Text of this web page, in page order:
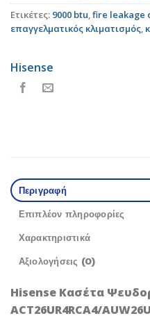
Ετικέτες: 9000 btu,fire leakage
επαγγελματικός κλιματισμός,
Hisense
Περιγραφή
Επιπλέον πληροφορίες
Χαρακτηριστικά
Αξιολογήσεις (0)
Hisense Κασέτα
ACT26UR4RCA4/